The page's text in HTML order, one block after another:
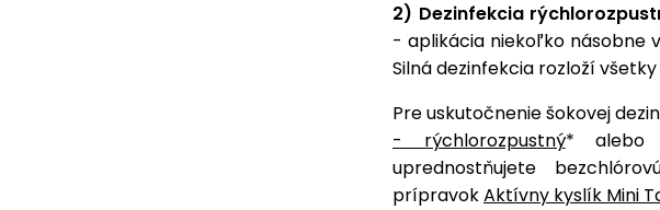
2) Dezinfekcia
- aplikácia niekoľko násobne
Silná dezinfekcia rozloží
Pre uskutočnenie šokovej
- rýchlorozpustný* alebo
uprednostňujete
prípravokAktívny kyslík Mini